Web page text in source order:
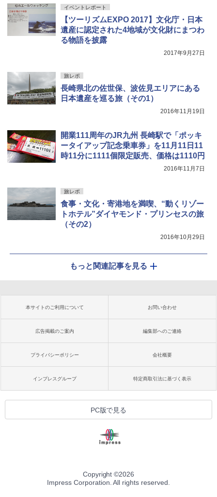
イベントレポート
【ツーリズムEXPO 2017】文化庁・日本
遺産に認定された4地域が文化財にまつわ
る物語を披露
2017年9月27日
旅レポ
長崎県北の佐世保、波佐見エリアにある
日本遺産を巡る旅（その1）
2016年11月19日
開業111周年のJR九州 長崎駅で「ポッキ
ータイアップ記念乗車券」を11月11日11
時11分に1111個限定販売、価格は1110円
2016年11月7日
旅レポ
食事・文化・寄港地を満喫、“動くリゾー
トホテル”ダイヤモンド・プリンセスの旅
（その2）
2016年10月29日
もっと関連記事を見る
本サイトのご利用について お問い合わせ
広告掲載のご案内 編集部へのご連絡
プライバシーポリシー 会社概要
インプレスグループ 特定商取引法に基づく表示
PC版で見る
Copyright ©2026
Impress Corporation. All rights reserved.